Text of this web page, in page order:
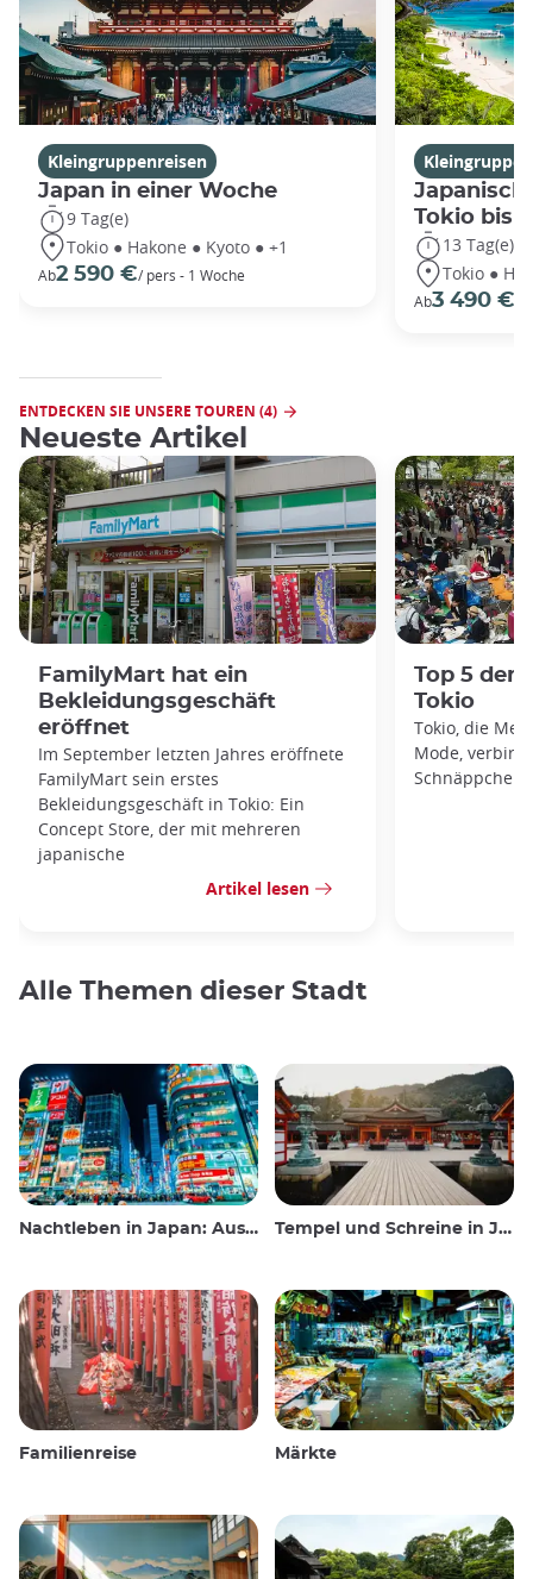
Kleingruppenreisen
Japan in einer Woche
9 Tag(e)
Tokio ● Hakone ● Kyoto ● +1
Ab2 590 €/ pers - 1 Woche
Tokio bis
13 Tag(e)
Tokio ●
Ab3 490 €
ENTDECKEN SIE UNSERE TOUREN (4)
Neueste Artikel
FamilyMart hat ein
Bekleidungsgeschäft
eröffnet
Im September letzten Jahres eröffnete
FamilyMart sein erstes
Bekleidungsgeschäft in Tokio: Ein
Concept Store, der mit mehreren
japanische
Artikel lesen
Top 5 der
Tokio
Tokio, die
Mode,
Alle Themen dieser Stadt
Nachtleben in Japan: Ausgehen, sehen und trinken Tempel und Schreine in Japan
Familienreise Märkte